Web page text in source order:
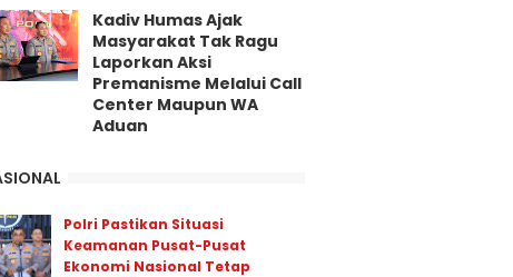
Kadiv Humas Ajak
Masyarakat Tak Ragu
Laporkan Aksi
Premanisme Melalui Call
Center Maupun WA
Aduan
Polri Pastikan Situasi
Keamanan Pusat-Pusat
Ekonomi Nasional Tetap